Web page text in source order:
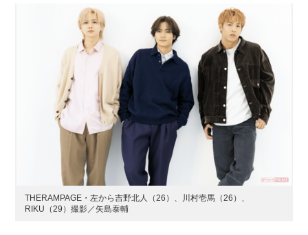
THERAMPAGE・左から吉野北人（26）、川村壱馬（26）、
RIKU（29）撮影／矢島泰輔